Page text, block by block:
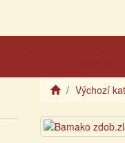
Výchozí